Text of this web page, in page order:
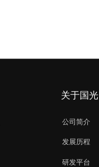
关于国光
公司简介
发展历程
研发平台